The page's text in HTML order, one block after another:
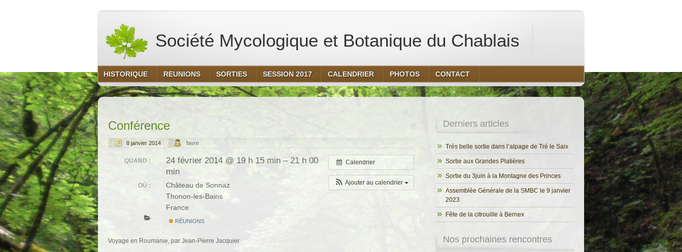
Société Mycologique et Botanique du Chablais
HISTORIQUE REUNIONS SORTIES SESSION 2017 CALENDRIER PHOTOS CONTACT
Conférence
8 janvier 2014 favre
Calendrier
Ajouter au calendrier
QUAND :
24 février 2014 @ 19 h 15 min – 21 h 00
min
OÙ :
Château de Sonnaz
Thonon-les-Bains
France
RÉUNIONS
Voyage en Roumanie, par Jean-Pierre Jacquier.
Derniers articles
Très belle sortie dans l’alpage de Tré le Saix
Sortie aux Grandes Platières
Sortie du 3juin à la Montagne des Princes
Assemblée Générale de la SMBC le 9 janvier
2023
Fête de la citrouille à Bernex
Nos prochaines rencontres